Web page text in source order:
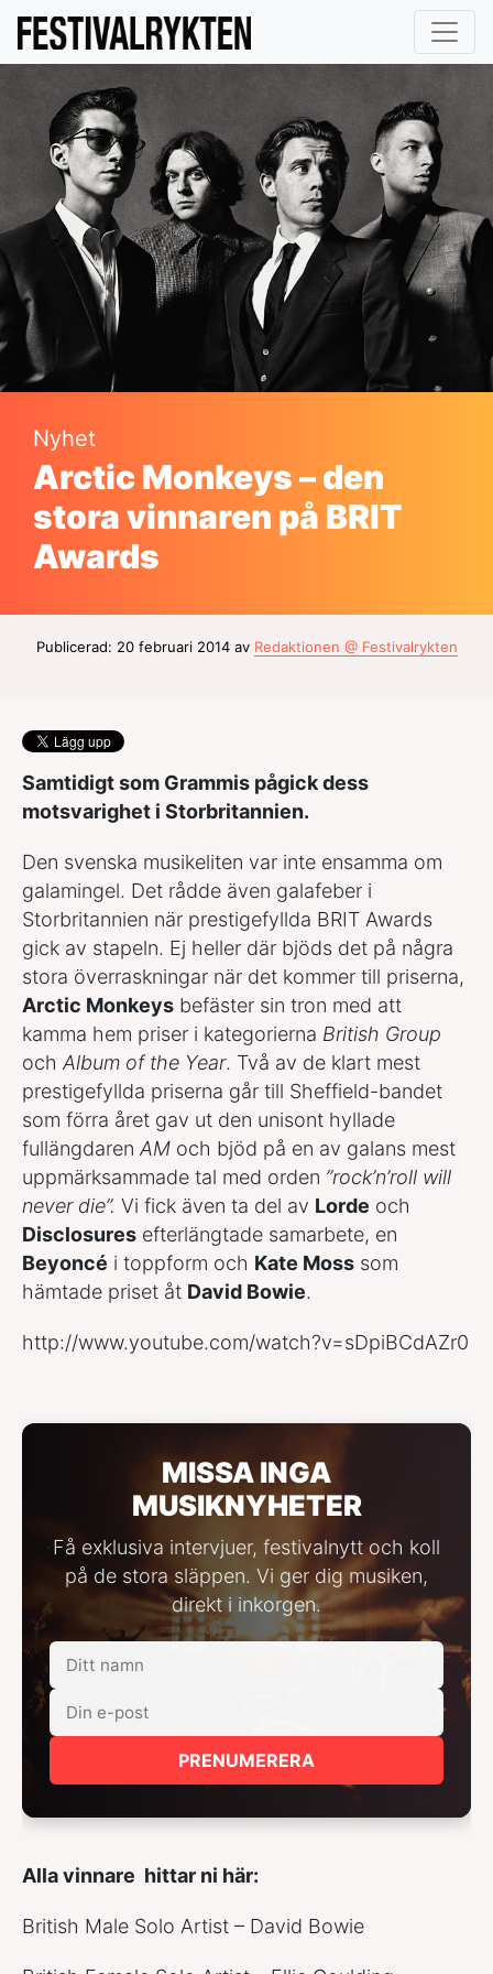
Nyhet
Arctic Monkeys – den
stora vinnaren på BRIT
Awards
Publicerad: 20 februari 2014 av Redaktionen @ Festivalrykten
Samtidigt som Grammis pågick dess
motsvarighet i Storbritannien.
Den svenska musikeliten var inte ensamma om
galamingel. Det rådde även galafeber i
Storbritannien när prestigefyllda BRIT Awards
gick av stapeln. Ej heller där bjöds det på några
stora överraskningar när det kommer till priserna,
Arctic Monkeys befäster sin tron med att
kamma hem priser i kategorierna British Group
och Album of the Year. Två av de klart mest
prestigefyllda priserna går till Sheffield-bandet
som förra året gav ut den unisont hyllade
fullängdaren AM och bjöd på en av galans mest
uppmärksammade tal med orden ”rock’n’roll will
never die”. Vi fick även ta del av Lorde och
Disclosures efterlängtade samarbete, en
Beyoncé i toppform och Kate Moss som
hämtade priset åt David Bowie.
http://www.youtube.com/watch?v=sDpiBCdAZr0
MISSA INGA
MUSIKNYHETER
Få exklusiva intervjuer, festivalnytt och koll
på de stora släppen. Vi ger dig musiken,
direkt i inkorgen.
PRENUMERERA
Alla vinnare hittar ni här:
British Male Solo Artist – David Bowie